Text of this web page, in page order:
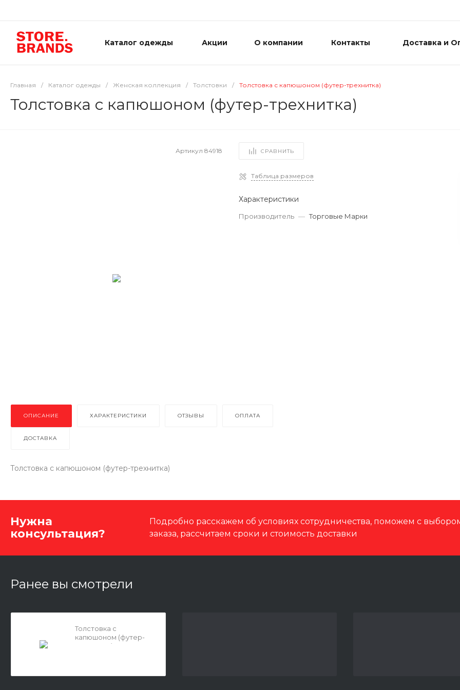
Каталог одежды Акции О компании Контакты Доставка и
Главная / Каталог одежды / Женская коллекция / Толстовки / Толстовка с капюшоном (футер-трехнитка)
Толстовка с капюшоном (футер-трехнитка)
Артикул84918 СРАВНИТЬ
Таблица размеров
Характеристики
Производитель — Торговые Марки
ОПИСАНИЕ ХАРАКТЕРИСТИКИ ОТЗЫВЫ ОПЛАТА
ДОСТАВКА
Толстовка с капюшоном (футер-трехнитка)
Нужна
консультация?
Подробно расскажем об условиях сотрудничества, поможем с
заказа, рассчитаем сроки и стоимость доставки
Ранее вы смотрели
Толстовка с
капюшоном (футер-
трехнитка)